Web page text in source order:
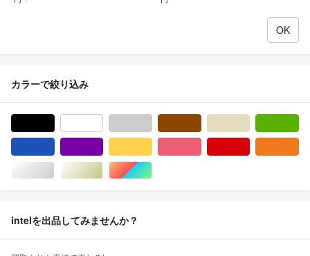
カラーで絞り込み
シルバー/銀色系ゴールド/金色系マルチカラー
intelを出品してみませんか？